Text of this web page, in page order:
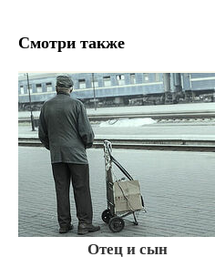
Смотри также
Отец и сын